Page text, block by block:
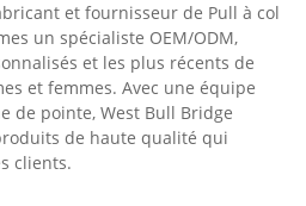
et fournisseur de Pull à col
un spécialiste OEM/ODM,
et les plus récents de
et femmes. Avec une équipe
de pointe, West Bull Bridge
de haute qualité qui
clients.